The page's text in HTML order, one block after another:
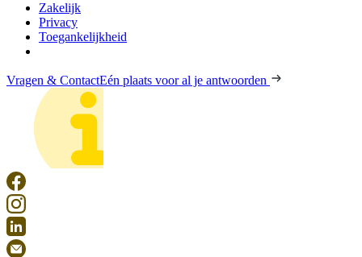
Zakelijk
Privacy
Toegankelijkheid
Vragen & ContactEén plaats voor al je antwoorden